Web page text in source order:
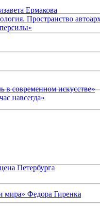
Ермакова
Пространство
в современном искусстве»
навсегда»
Петербурга
мира» Федора Гиренка